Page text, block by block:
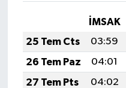
İMSAK
25 Tem Cts
03:59
26 Tem Paz
04:01
27 Tem Pts
04:02